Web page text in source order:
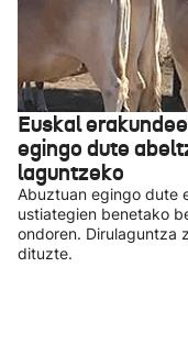
Euskal
egingo dute
laguntzeko
Abuztuan egingo dute
ustiategien benetako
ondoren. Dirulaguntza
dituzte.